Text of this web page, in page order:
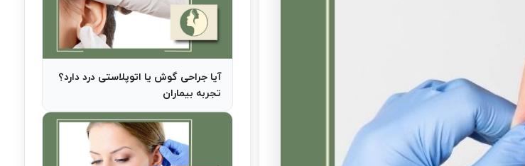
آیا جراحی گوش یا اتوپلاستی درد دارد؟
تجربه بیماران